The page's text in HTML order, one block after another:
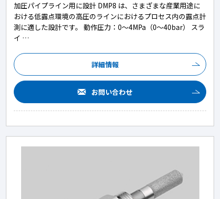
加圧パイプライン用に設計 DMP8 は、さまざまな産業用途に
おける低露点環境の高圧のラインにおけるプロセス内の露点計
測に適した設計です。 動作圧力：0～4MPa（0～40bar） スラ
イ …
詳細情報
お問い合わせ